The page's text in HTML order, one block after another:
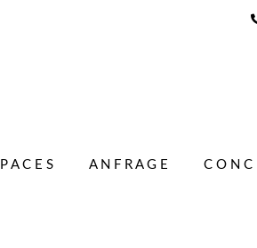
A C E S A N F R A G E C O N C